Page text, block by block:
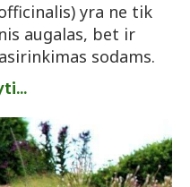
yra ne tik
augalas, bet ir
sodams.